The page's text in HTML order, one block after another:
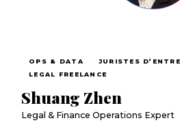
OPS & DATA
JURISTES
LEGAL FREELANCE
Shuang Zhen
Legal & Finance Operations Expert